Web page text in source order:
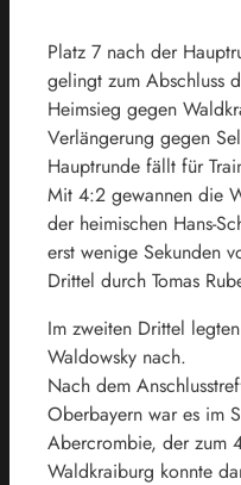
Platz 7 nach der
gelingt zum Abschluss
Heimsieg gegen
Verlängerung gegen
Hauptrunde fällt für
Mit 4:2 gewannen die
der heimischen Hans-
erst wenige Sekunden
Drittel durch Tomas
Im zweiten Drittel
Waldowsky nach.
Nach dem
Oberbayern war es im
Abercrombie, der zum
Waldkraiburg konnte